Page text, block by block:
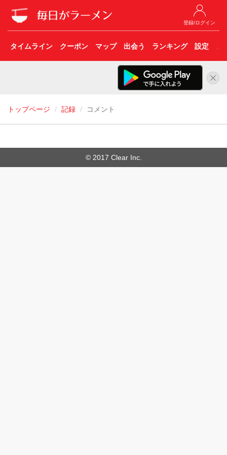
登録/ログイン
タイムライン クーポン マップ 出会う ランキング 設定 こ
トップページ 記録 コメント
© 2017 Clear Inc.